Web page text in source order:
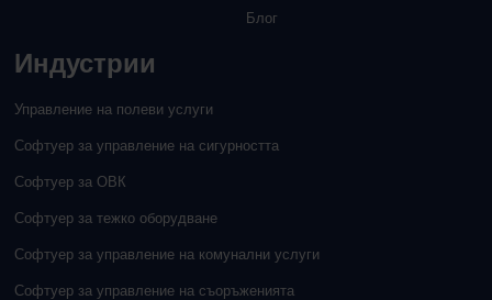
Блог
Индустрии
Управление на полеви услуги
Софтуер за управление на сигурността
Софтуер за ОВК
Софтуер за тежко оборудване
Софтуер за управление на комунални услуги
Софтуер за управление на съоръженията